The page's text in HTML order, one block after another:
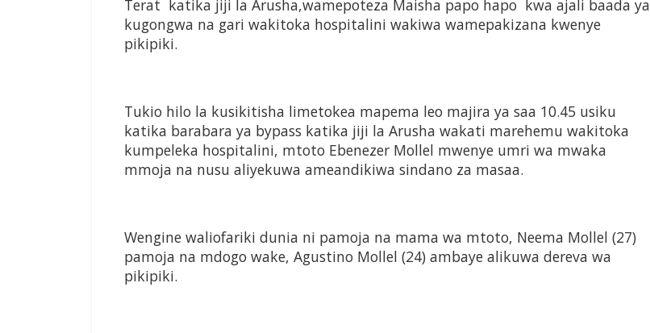
Terat katika jiji la Arusha,wamepoteza Maisha papo hapo kwa ajali baada ya
kugongwa na gari wakitoka hospitalini wakiwa wamepakizana kwenye
pikipiki.
Tukio hilo la kusikitisha limetokea mapema leo majira ya saa 10.45 usiku
katika barabara ya bypass katika jiji la Arusha wakati marehemu wakitoka
kumpeleka hospitalini, mtoto Ebenezer Mollel mwenye umri wa mwaka
mmoja na nusu aliyekuwa ameandikiwa sindano za masaa.
Wengine waliofariki dunia ni pamoja na mama wa mtoto, Neema Mollel (27)
pamoja na mdogo wake, Agustino Mollel (24) ambaye alikuwa dereva wa
pikipiki.